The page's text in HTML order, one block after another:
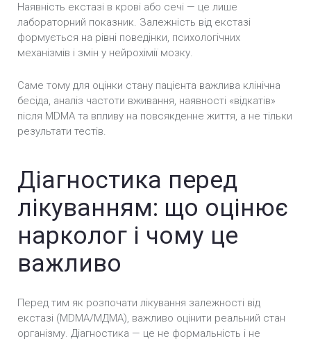
Наявність екстазі в крові або сечі — це лише
лабораторний показник. Залежність від екстазі
формується на рівні поведінки, психологічних
механізмів і змін у нейрохімії мозку.
Саме тому для оцінки стану пацієнта важлива клінічна
бесіда, аналіз частоти вживання, наявності «відкатів»
після MDMA та впливу на повсякденне життя, а не тільки
результати тестів.
Діагностика перед
лікуванням: що оцінює
нарколог і чому це
важливо
Перед тим як розпочати лікування залежності від
екстазі (MDMA/МДМА), важливо оцінити реальний стан
організму. Діагностика — це не формальність і не